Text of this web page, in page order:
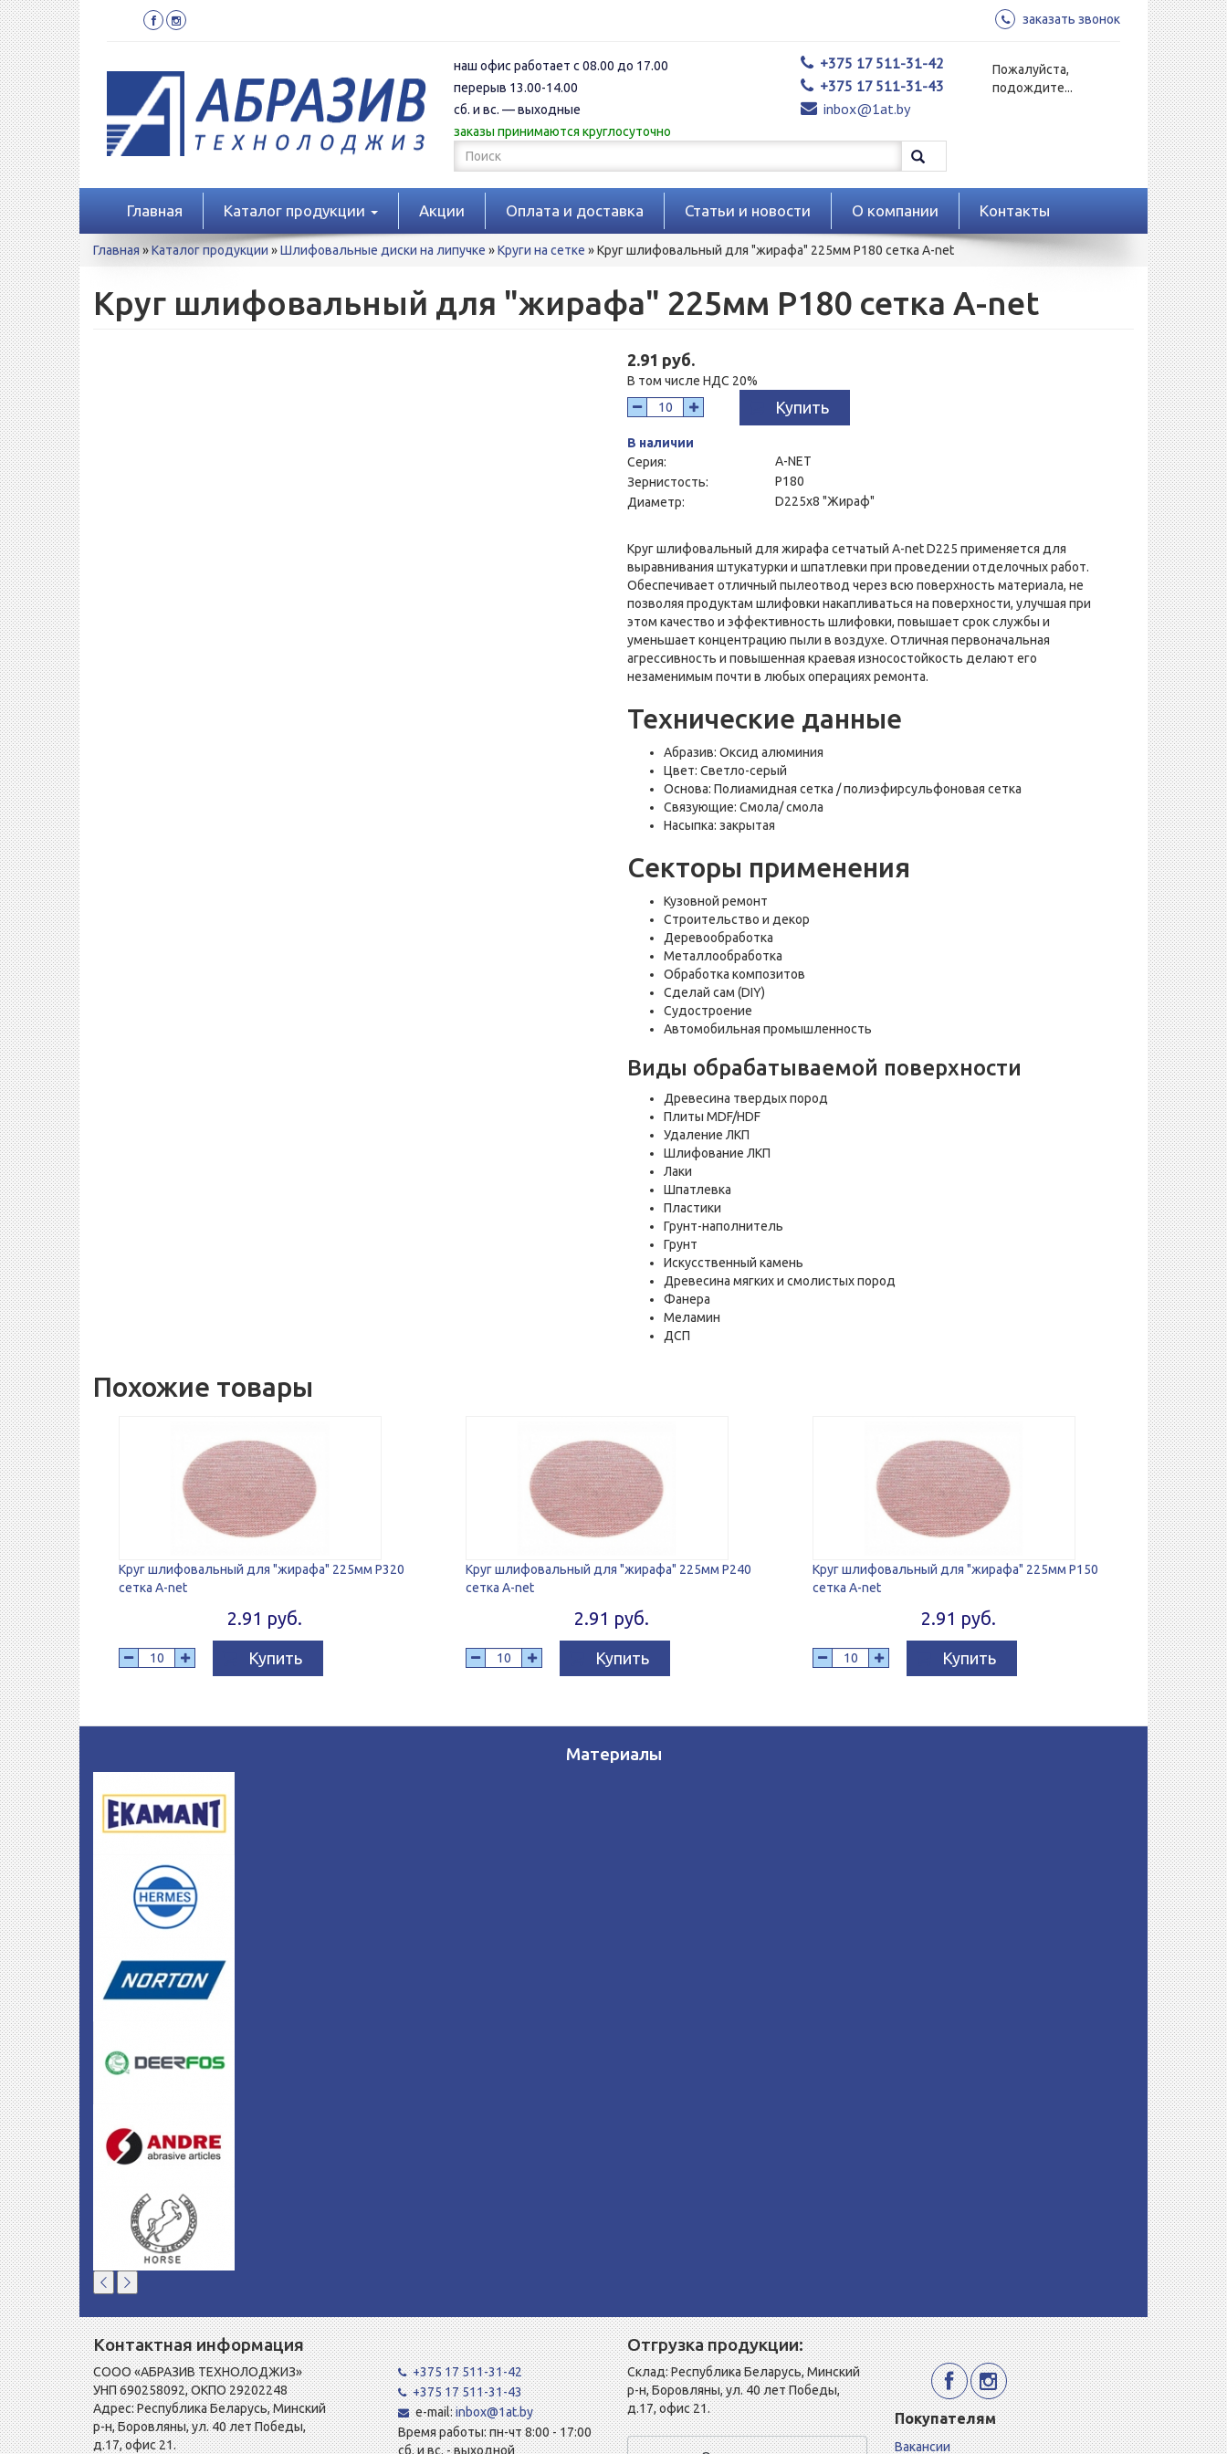
Перейти
к
основному
содержанию
заказать звонок
наш офис работает с 08.00 до 17.00
перерыв 13.00-14.00
сб. и вс. — выходные
заказы принимаются круглосуточно
+375 17 511-31-42
+375 17 511-31-43
inbox@1at.by
Пожалуйста,
подождите...
Форма
поиска
Поиск
Главная Каталог продукции Акции Оплата и доставка Статьи и новости О компании Контакты
Вы
Главная »Каталог продукции »Шлифовальные диски на липучке »Круги на сетке »Круг шлифовальный для "жирафа" 225мм P180 сетка A-net
Круг шлифовальный для "жирафа" 225мм P180 сетка A-net
2.91 руб.
В том числе НДС 20%
Купить
В наличии
Серия:
A-NET
Зернистость:
P180
Диаметр:
D225x8 "Жираф"
Круг шлифовальный для жирафа сетчатый A-net D225 применяется для
выравнивания штукатурки и шпатлевки при проведении отделочных работ.
Обеспечивает отличный пылеотвод через всю поверхность материала, не
позволяя продуктам шлифовки накапливаться на поверхности, улучшая при
этом качество и эффективность шлифовки, повышает срок службы и
уменьшает концентрацию пыли в воздухе. Отличная первоначальная
агрессивность и повышенная краевая износостойкость делают его
незаменимым почти в любых операциях ремонта.
Технические данные
Абразив: Оксид алюминия
Цвет: Светло-серый
Основа: Полиамидная сетка / полиэфирсульфоновая сетка
Связующие: Смола/ смола
Насыпка: закрытая
Секторы применения
Кузовной ремонт
Строительство и декор
Деревообработка
Металлообработка
Обработка композитов
Сделай сам (DIY)
Судостроение
Автомобильная промышленность
Виды обрабатываемой поверхности
Древесина твердых пород
Плиты MDF/HDF
Удаление ЛКП
Шлифование ЛКП
Лаки
Шпатлевка
Пластики
Грунт-наполнитель
Грунт
Искусственный камень
Древесина мягких и смолистых пород
Фанера
Меламин
ДСП
Похожие товары
Круг шлифовальный для "жирафа" 225мм P320
сетка A-net
2.91 руб.
Купить
Круг шлифовальный для "жирафа" 225мм P240
сетка A-net
2.91 руб.
Купить
Круг шлифовальный для "жирафа" 225мм P150
сетка A-net
2.91 руб.
Купить
Материалы
Контактная информация
СООО «АБРАЗИВ ТЕХНОЛОДЖИЗ»
УНП 690258092, ОКПО 29202248
Адрес: Республика Беларусь, Минский
р-н, Боровляны, ул. 40 лет Победы,
д.17, офис 21.
+375 17 511-31-42
+375 17 511-31-43
e-mail:inbox@1at.by
Время работы: пн-чт 8:00 - 17:00
сб. и вс. - выходной
Отгрузка продукции:
Склад: Республика Беларусь, Минский
р-н, Боровляны, ул. 40 лет Победы,
д.17, офис 21.
Покупателям
Вакансии